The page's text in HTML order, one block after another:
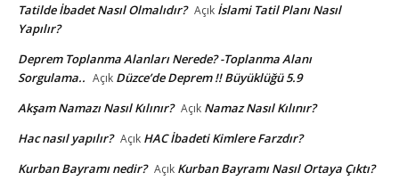
Tatilde İbadet Nasıl Olmalıdır? Açık İslami Tatil Planı Nasıl
Yapılır?
Deprem Toplanma Alanları Nerede? -Toplanma Alanı
Sorgulama.. Açık Düzce’de Deprem !! Büyüklüğü 5.9
Akşam Namazı Nasıl Kılınır? Açık Namaz Nasıl Kılınır?
Hac nasıl yapılır? Açık HAC İbadeti Kimlere Farzdır?
Kurban Bayramı nedir? Açık Kurban Bayramı Nasıl Ortaya Çıktı?